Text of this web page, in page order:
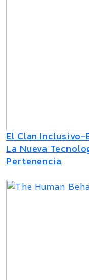
El Clan Inclusivo-
La Nueva
Pertenencia